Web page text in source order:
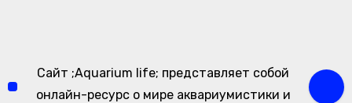
Сайт ;Aquarium life; представляет собой
онлайн-ресурс о мире аквариумистики и